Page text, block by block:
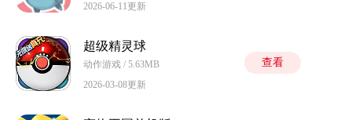
2026-06-11更新
超级精灵球
动作游戏 / 5.63MB
2026-03-08更新
查看